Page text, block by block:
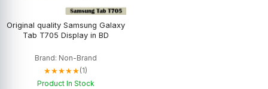
Original quality Samsung Galaxy
Tab T705 Display in BD
Brand: Non-Brand
★★★★★(1)
Product In Stock